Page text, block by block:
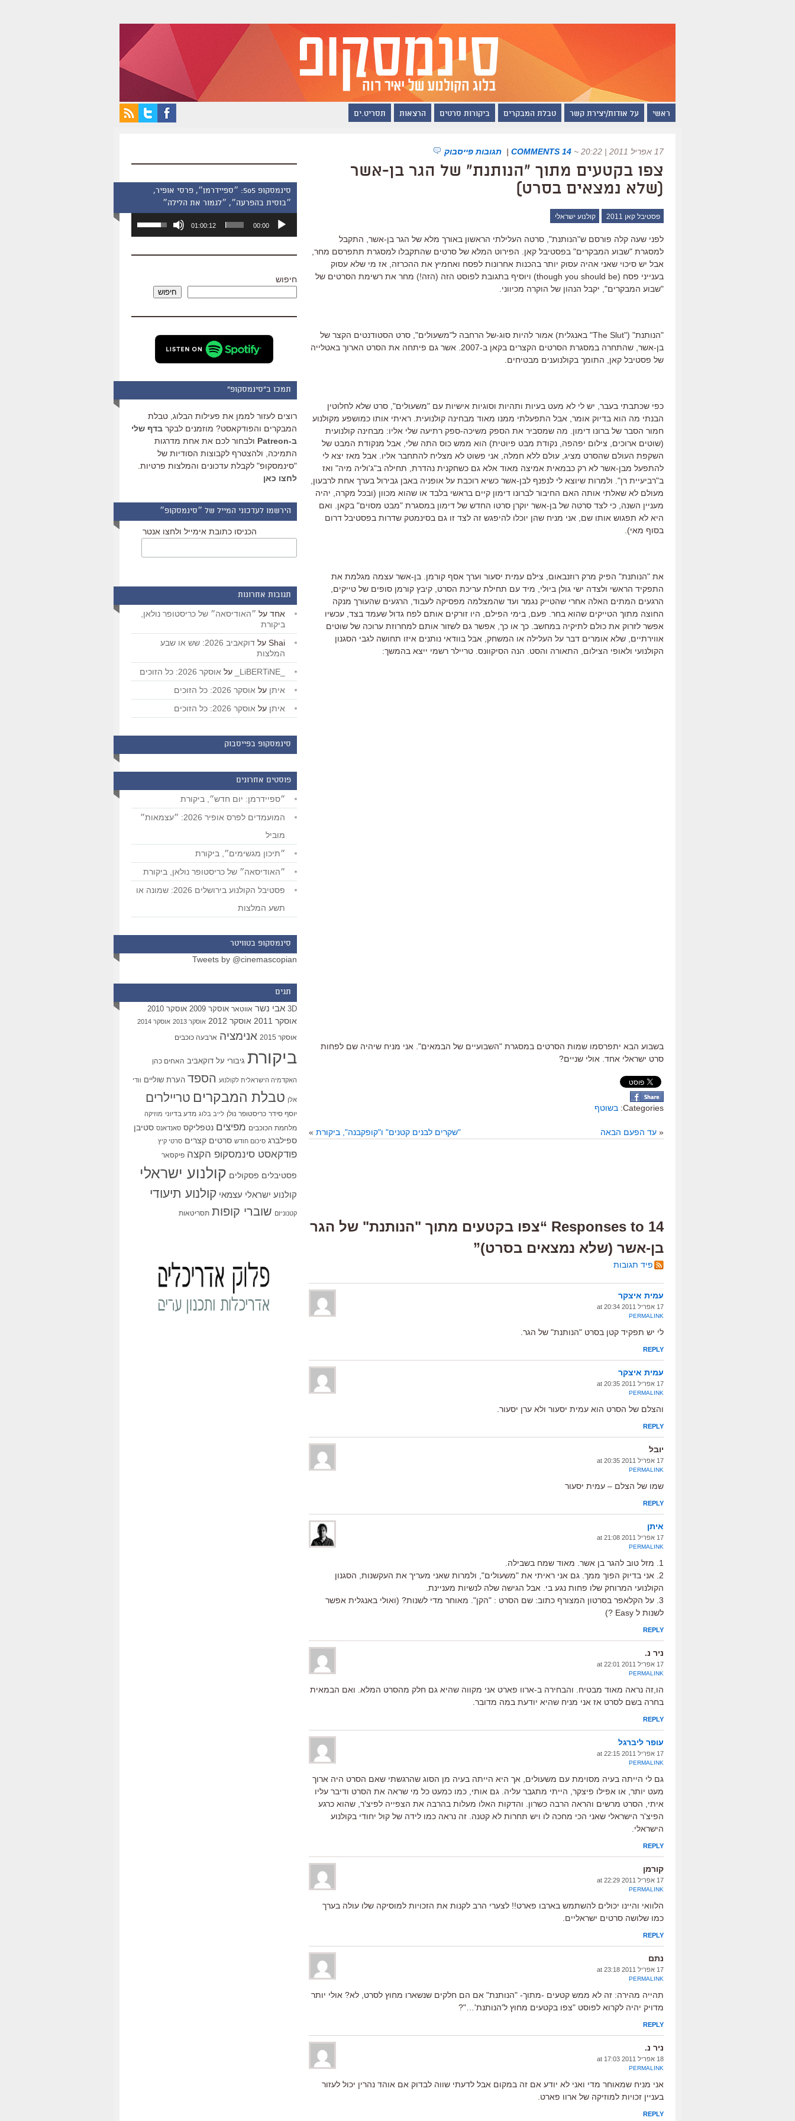
ראשי על אודות/יצירת קשר טבלת המבקרים ביקורות סרטים הרצאות תסריט.ים
17 אפריל 2011 | 20:22 ~
14 COMMENTS
| תגובות פייסבוק
צפו בקטעים מתוך "הנותנת" של הגר בן-אשר
(שלא נמצאים בסרט)
פסטיבל קאן 2011 קולנוע ישראלי
לפני שעה קלה פורסם ש"הנותנת", סרטה העלילתי הראשון באורך מלא של הגר בן-אשר, התקבל
למסגרת "שבוע המבקרים" בפסטיבל קאן. הפירוט המלא של סרטים שהתקבלו למסגרת תתפרסם מחר,
אבל יש סיכוי שאני אהיה עסוק יותר בהכנות אחרונות לפסח ואחמיץ את ההכרזה, אז מי שלא עסוק
בענייני פסח (though you should be) ויוסיף בתגובת לפוסט הזה (הזה!) מחר את רשימת הסרטים של
"שבוע המבקרים", יקבל הנהון של הוקרה מכיווני.
"הנותנת" ("The Slut" באנגלית) אמור להיות סוג-של הרחבה ל"משעולים", סרט הסטודנטים הקצר של
בן-אשר, שהתחרה במסגרת הסרטים הקצרים בקאן ב-2007. אשר גם פיתחה את הסרט הארוך באטלייה
של פסטיבל קאן, התומך בקולנוענים מבטיחים.
כפי שכתבתי בעבר, יש לי לא מעט בעיות ותהיות וסוגיות אישיות עם "משעולים", סרט שלא לחלוטין
הבנתי מה הוא בדיוק אומר, אבל התפעלתי ממנו מאוד מבחינה קולנועית. ראיתי אותו כמושפע מקולנוע
חמור הסבר של ברונו דימון. מה שמסביר את הספק משיכה-ספק רתיעה שלי אליו: מבחינה קולנועית
(שוטים ארוכים, צילום יפהפה, נקודת מבט פיוטית) הוא ממש כוס התה שלי, אבל מנקודת המבט של
השקפת העולם שהסרט מציג, עולם ללא חמלה, אני פשוט לא מצליח להתחבר אליו. אבל מאז יצא לי
להתפעל מבן-אשר לא רק כבמאית אמיצה מאוד אלא גם כשחקנית נהדרת, תחילה ב"ג'וליה מיה" ואז
ב"רביעיית רן". ולמרות שיוצא לי לנפנף לבן-אשר כשיא רוכבת על אופניה באבן גבירול בערך אחת לרבעון,
מעולם לא שאלתי אותה האם החיבור לברונו דימון קיים בראשי בלבד או שהוא מכוון (ובכל מקרה, יהיה
מעניין השנה, כי לצד סרטה של בן-אשר יוקרן סרטו החדש של דימון במסגרת "מבט מסוים" בקאן. ואם
היא לא תפגוש אותו שם, אני מניח שהן יוכלו להיפגש זה לצד זו גם בסינמטק שדרות בפסטיבל דרום
בסוף מאי).
את "הנותנת" הפיק מרק רוזנבאום, צילם עמית יסעור וערך אסף קורמן. בן-אשר עצמה מגלמת את
התפקיד הראשי ולצדה ישי גולן ביולי, מיד עם תחילת עריכת הסרט, קיבץ קורמן סופים של טייקים,
הרגעים המתים האלה אחרי שהטייק נגמר ועד שהמצלמה מפסיקה לעבוד, הרגעים שהעורך מנקה
החוצה מתוך הטייקים שהוא בחר. פעם, בימי הפילם, היו זורקים אותם לפח גדול שעמד בצד, עכשיו
אפשר לזרוק את כולם לתיקיה במחשב. כך או כך, אפשר גם לשזור אותם למחרוזת ערוכה של שוטים
אווירתיים, שלא אומרים דבר על העלילה או המשחק, אבל בוודאי נותנים איזו תחושה לגבי הסגנון
הקולנועי ולאופי הצילום, התאורה והסט. הנה הסיקוונס. טריילר רשמי ייצא בהמשך:
בשבוע הבא יתפרסמו שמות הסרטים במסגרת "השבועיים של הבמאים". אני מניח שיהיה שם לפחות
סרט ישראלי אחד. אולי שניים?
Categories: בשוטף
« עד הפעם הבאה "שקרים לבנים קטנים" ו"קופקבנה", ביקורת »
14 Responses to “צפו בקטעים מתוך "הנותנת" של הגר
בן-אשר (שלא נמצאים בסרט)”
פיד תגובות
עמית איצקר
17 אפריל 2011 at 20:34
PERMALINK
לי יש תפקיד קטן בסרט "הנותנת" של הגר.
REPLY
עמית איצקר
17 אפריל 2011 at 20:35
PERMALINK
והצלם של הסרט הוא עמית יסעור ולא ערן יסעור.
REPLY
יובל
17 אפריל 2011 at 20:35
PERMALINK
שמו של הצלם – עמית יסעור
REPLY
איתן
17 אפריל 2011 at 21:08
PERMALINK
1. מזל טוב להגר בן אשר. מאוד שמח בשבילה.
2. אני בדיוק הפוך ממך. גם אני ראיתי את "משעולים", ולמרות שאני מעריך את העקשנות, הסגנון
הקולנועי המרוחק שלו פחות נגע בי. אבל הגישה שלה לנשיות מעניינת.
3. על הקלאפר בסרטון המצורף כתוב: שם הסרט : "הקן". מאוחר מדי לשנות? (ואולי באנגלית אפשר
לשנות ל Easy ?)
REPLY
ניר נ.
17 אפריל 2011 at 22:01
PERMALINK
הו,זה נראה מאוד מבטיח. והבחירה ב-ארוו פארט אני מקווה שהיא גם חלק מהסרט המלא. ואם הבמאית
בחרה בשם לסרט אז אני מניח שהיא יודעת במה מדובר.
REPLY
עופר ליברגל
17 אפריל 2011 at 22:15
PERMALINK
גם לי הייתה בעיה מסוימת עם משעולים, אך היא הייתה בעיה מן הסוג שהרגשתי שאם הסרט היה ארוך
מעט יותר, או אפילו פיצקר, הייתי מתגבר עליה. גם אותי, כמו כמעט כל מי שראה את הסרט ודיבר עליו
איתי, הסרט מרשים והראה הרבה כשרון. והדקות האלו מעלות בהרבה את הצפייה לפיצ'ר, שהוא כרגע
הפיצ'ר הישראלי שאני הכי מחכה לו ויש תחרות לא קטנה. זה נראה כמו לידה של קול יחודי בקולנוע
הישראלי.
REPLY
קורמן
17 אפריל 2011 at 22:29
PERMALINK
הלוואי והיינו יכולים להשתמש בארבו פארט!! לצערי הרב לקנות את הזכויות למוסיקה שלו עולה בערך
כמו שלושה סרטים ישראליים.
REPLY
נתם
17 אפריל 2011 at 23:18
PERMALINK
תהייה מהירה: זה לא ממש קטעים -מתוך- "הנותנת" אם הם חלקים שנשארו מחוץ לסרט, לא? אולי יותר
מדויק יהיה לקרוא לפוסט "צפו בקטעים מחוץ ל'הנותנת'…"?
REPLY
ניר נ.
18 אפריל 2011 at 17:03
PERMALINK
אני מניח שמאוחר מדי ואני לא יודע אם זה במקום אבל לדעתי שווה לבדוק אם אוהד נהרין יכול לעזור
בעניין זכויות למוזיקה של ארוו פארט.
REPLY
סינמסקופ 505: ״ספיידרמן״, פרסי אופיר,
״בוסית בהפרעה״, ״לגמור את הלילה״
אודיו
00:00
01:00:12
השתמש
כדי
שמע.
חיפוש
חיפוש
תמכו ב"סינמסקופ"
רוצים לעזור לממן את פעילות הבלוג, טבלת
המבקרים והפודקאסט? מוזמנים לבקר בדף שלי
ב-Patreon
ולבחור לכם את אחת מדרגות
התמיכה, ולהצטרף לקבוצות הסודיות של
"סינמסקופ" לקבלת עדכונים והמלצות פרטיות.
לחצו כאן
הירשמו לעדכוני המייל של ״סינמסקופ״
הכניסו כתובת אימייל ולחצו אנטר
תגובות אחרונות
אחד על ״האודיסאה״ של כריסטופר נולאן,
ביקורת
Shai על
דוקאביב 2026: שש או שבע
המלצות
על אוסקר 2026: כל הזוכים
איתן על אוסקר 2026: כל הזוכים
איתן על אוסקר 2026: כל הזוכים
סינמסקופ בפייסבוק
פוסטים אחרונים
״ספיידרמן: יום חדש״, ביקורת
המועמדים לפרס אופיר 2026: ״עצמאות״
מוביל
״תיכון מגשימים״, ביקורת
״האודיסאה״ של כריסטופר נולאן, ביקורת
פסטיבל הקולנוע בירושלים 2026: שמונה או
תשע המלצות
סינמסקופ בטוויטר
Tweets by @cinemascopian
תגים
3D אבי נשר אווטאר אוסקר 2009 אוסקר 2010
אוסקר 2011 אוסקר 2012 אוסקר 2013 אוסקר 2014
אוסקר 2015 אנימציה ארבעה כוכבים
ביקורת גיבורי על דוקאביב האחים כהן
האקדמיה הישראלית לקולנוע הספד הערת שוליים וודי
אלן טבלת המבקרים טריילרים
יוסף סידר כריסטופר נולן לייב בלוג מדע בדיוני מוזיקה
מלחמת הכוכבים מפיצים נטפליקס סאנדאנס סטיבן
ספילברג סיכום חודש סרטים קצרים סרטי קיץ
פודקאסט סינמסקופ הקצה פיקסאר
פסטיבלים פסקולים קולנוע ישראלי
קולנוע ישראלי עצמאי קולנוע תיעודי
קטנוניזם שוברי קופות תסריטאות